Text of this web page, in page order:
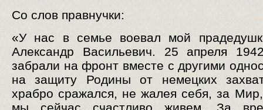
Со слов правнучки:
«У нас в семье воевал мой
Александр Васильевич. 25 апреля
забрали на фронт вместе с другими
на защиту Родины от немецких
храбро сражался, не жалея себя, за